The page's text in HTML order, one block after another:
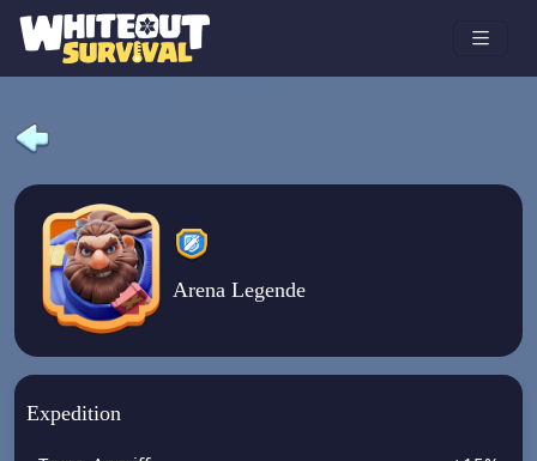
Arena Legende
Expedition